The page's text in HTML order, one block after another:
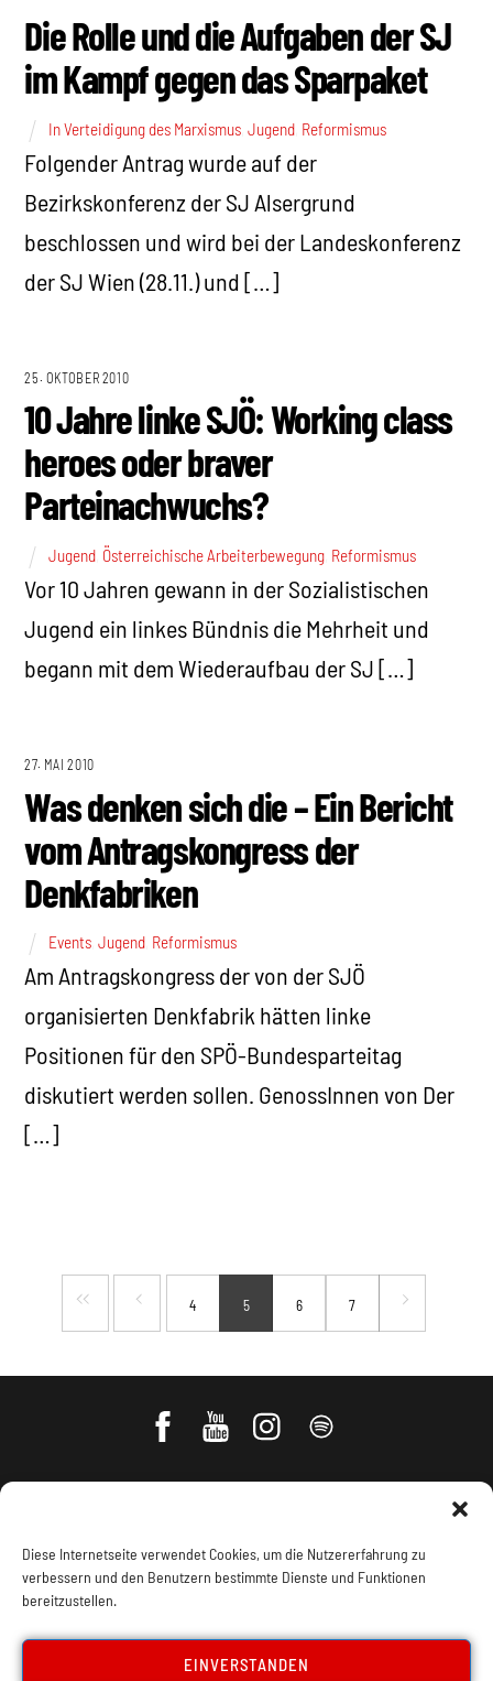
Diese Internetseite verwendet Cookies, um die Nutzererfahrung zu
verbessern und den Benutzern bestimmte Dienste und Funktionen
bereitzustellen.
EINVERSTANDEN
Die Rolle und die Aufgaben der SJ
im Kampf gegen das Sparpaket
In Verteidigung des Marxismus ,Jugend Reformismus
Folgender Antrag wurde auf der
Bezirkskonferenz der SJ Alsergrund
beschlossen und wird bei der Landeskonferenz
der SJ Wien (28.11.) und […]
25. OKTOBER 2010
10 Jahre linke SJÖ: Working class
heroes oder braver
Parteinachwuchs?
Jugend Österreichische Arbeiterbewegung Reformismus
Vor 10 Jahren gewann in der Sozialistischen
Jugend ein linkes Bündnis die Mehrheit und
begann mit dem Wiederaufbau der SJ […]
27. MAI 2010
Was denken sich die – Ein Bericht
vom Antragskongress der
Denkfabriken
Events ,Jugend Reformismus
Am Antragskongress der von der SJÖ
organisierten Denkfabrik hätten linke
Positionen für den SPÖ-Bundesparteitag
diskutiert werden sollen. GenossInnen von Der
[…]
4 5 6 7
Impressum, Offenlegung Cookie Policy